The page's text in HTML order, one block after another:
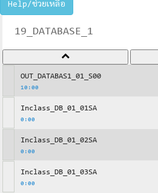
Help/ช่วยเหลือ
19_DATABASE_1
OUT_DATABAS1_01_S00
10:00
Inclass_DB_01_01SA
0:00
Inclass_DB_01_02SA
0:00
Inclass_DB_01_03SA
0:00